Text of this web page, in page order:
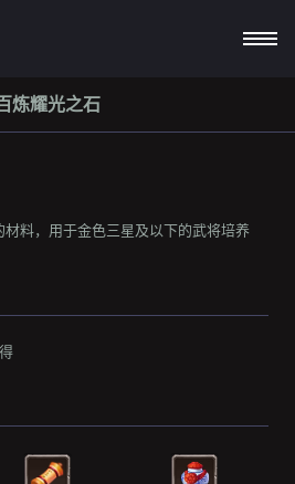
炼耀光之石
材料，用于金色三星及以下的武将培养